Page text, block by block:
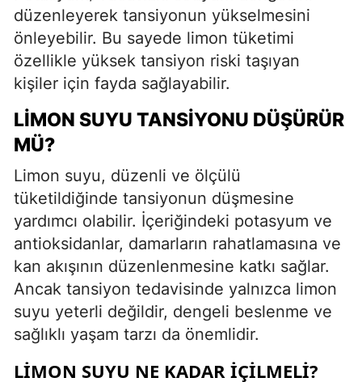
düzenleyerek tansiyonun yükselmesini
önleyebilir. Bu sayede limon tüketimi
özellikle yüksek tansiyon riski taşıyan
kişiler için fayda sağlayabilir.
LIMON SUYU TANSIYONU DÜŞÜRÜR
MÜ?
Limon suyu, düzenli ve ölçülü
tüketildiğinde tansiyonun düşmesine
yardımcı olabilir. İçeriğindeki potasyum ve
antioksidanlar, damarların rahatlamasına ve
kan akışının düzenlenmesine katkı sağlar.
Ancak tansiyon tedavisinde yalnızca limon
suyu yeterli değildir, dengeli beslenme ve
sağlıklı yaşam tarzı da önemlidir.
LIMON SUYU NE KADAR İÇILMELI?